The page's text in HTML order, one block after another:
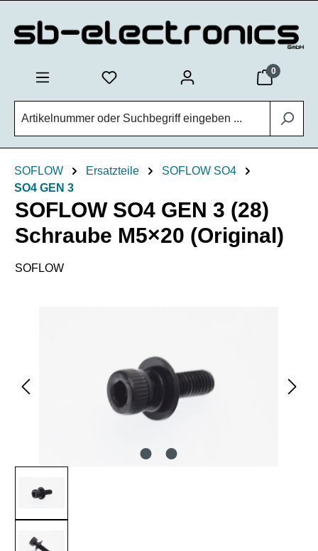
0
SOFLOW Ersatzteile
SOFLOW SO4
SO4 GEN 3
SOFLOW SO4 GEN 3 (28)
Schraube M5×20 (Original)
SOFLOW